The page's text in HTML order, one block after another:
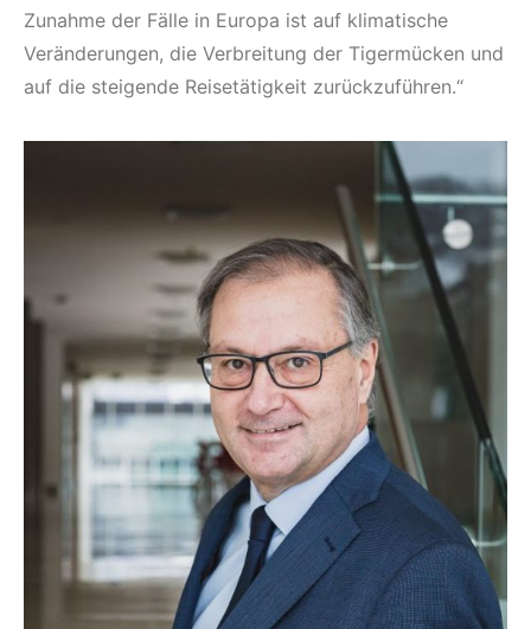
Zunahme der Fälle in Europa ist auf klimatische
Veränderungen, die Verbreitung der Tigermücken und
auf die steigende Reisetätigkeit zurückzuführen.“